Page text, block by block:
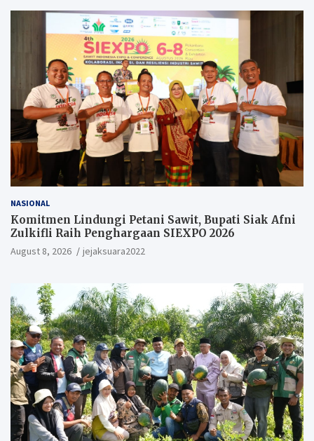
NASIONAL
Komitmen Lindungi Petani Sawit, Bupati Siak Afni
Zulkifli Raih Penghargaan SIEXPO 2026
August 8, 2026 jejaksuara2022